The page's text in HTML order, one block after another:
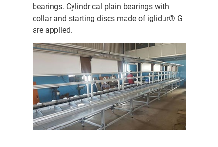
bearings. Cylindrical plain bearings with
collar and starting discs made of iglidur® G
are applied.